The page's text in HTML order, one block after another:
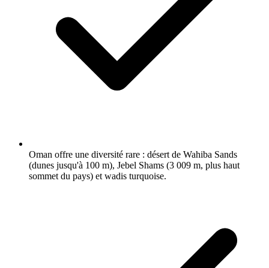
Oman offre une diversité rare : désert de Wahiba Sands
(dunes jusqu'à 100 m), Jebel Shams (3 009 m, plus haut
sommet du pays) et wadis turquoise.